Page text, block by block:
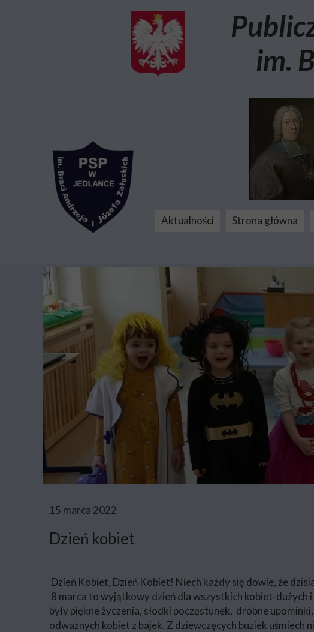
15 marca 2022
Dzień kobiet
Dzień Kobiet, Dzień Kobiet! Niech każdy się dowie, że
8 marca to wyjątkowy dzień dla wszystkich kobiet-dużych i
były piękne życzenia, słodki poczęstunek, drobne
odważnych kobiet z bajek. Z dziewczęcych buziek uśmiech
Aktualności Strona główna
im.